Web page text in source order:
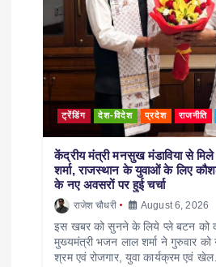
ट्रेंडिंग देश-विदेश प्रदेश राजनीति
केंद्रीय मंत्री मनसुख मंडाविया से
शर्मा, राजस्थान के युवाओं के लिए
के नए अवसरों पर हुई चर्चा
राजेश चौधरी August 6, 2026
इस खबर को सुनने के लिये प्ले बटन को
मुख्यमंत्री भजन लाल शर्मा ने गुरुवार को
श्रम एवं रोजगार, युवा कार्यक्रम एवं